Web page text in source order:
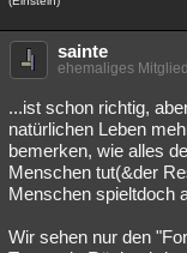
sainte
ehemaliges Mitglied
...ist schon richtig,
natürlichen Leben
bemerken, wie alles
Menschen tut(&der
Menschen spieltdoch
Wir sehen nur den